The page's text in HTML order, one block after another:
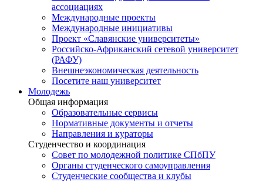
ассоциациях
Международные проекты
Международные инициативы
Проект «Славянские университеты»
Российско-Африканский сетевой университет
(РАФУ)
Внешнеэкономическая деятельность
Посетите наш университет
Молодежь
Общая информация
Образовательные сервисы
Нормативные документы и отчеты
Направления и кураторы
Студенчество и координация
Совет по молодежной политике СПбПУ
Органы студенческого самоуправления
Студенческие сообщества и клубы